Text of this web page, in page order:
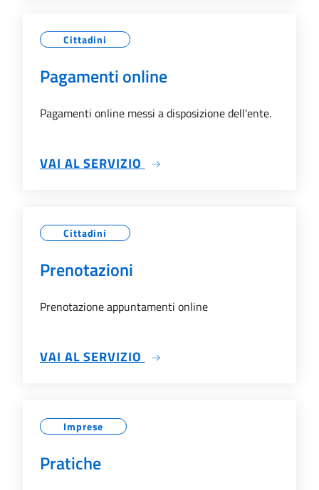
Cittadini
Pagamenti online
Pagamenti online messi a disposizione dell'ente.
VAI AL SERVIZIO SU PAGAMENTI ONLINE
Cittadini
Prenotazioni
Prenotazione appuntamenti online
VAI AL SERVIZIO SU PRENOTAZIONI
Imprese
Pratiche